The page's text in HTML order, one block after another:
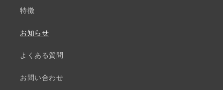
特徴
お知らせ
よくある質問
お問い合わせ